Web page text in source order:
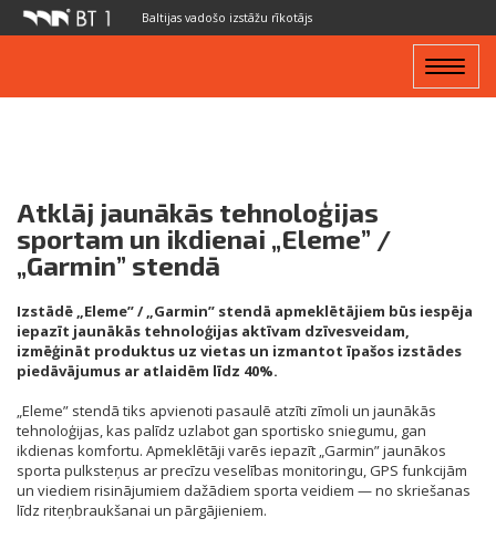
Baltijas vadošo izstāžu rīkotājs
Toggle
Atklāj jaunākās tehnoloģijas
sportam un ikdienai „Eleme” /
„Garmin” stendā
Izstādē „Eleme” / „Garmin” stendā apmeklētājiem būs iespēja
iepazīt jaunākās tehnoloģijas aktīvam dzīvesveidam,
izmēģināt produktus uz vietas un izmantot īpašos izstādes
piedāvājumus ar atlaidēm līdz 40%.
„Eleme” stendā tiks apvienoti pasaulē atzīti zīmoli un jaunākās
tehnoloģijas, kas palīdz uzlabot gan sportisko sniegumu, gan
ikdienas komfortu. Apmeklētāji varēs iepazīt „Garmin” jaunākos
sporta pulksteņus ar precīzu veselības monitoringu, GPS funkcijām
un viediem risinājumiem dažādiem sporta veidiem — no skriešanas
līdz riteņbraukšanai un pārgājieniem.